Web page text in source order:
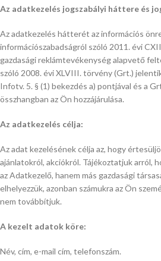
Az adatkezelés jogszabályi háttere és
Az adatkezelés hátterét az információs
információszabadságról szóló 2011. évi
gazdasági reklámtevékenység alapvető
szóló 2008. évi XLVIII. törvény (Grt.)
Infotv. 5. § (1) bekezdés a) pontjával és a
összhangban az Ön hozzájárulása.
Az adatkezelés célja:
Az adat kezelésének célja az, hogy
ajánlatokról, akciókról. Tájékoztatjuk arról,
az Adatkezelő, hanem más gazdasági
elhelyezzük, azonban számukra az Ön
nem továbbítjuk.
A kezelt adatok köre:
Név, cím, e-mail cím, telefonszám.